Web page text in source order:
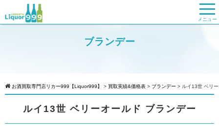
メニュー
ブランデー
お酒買取専門店リカー999【Liquor999】 > 買取実績&価格表 > ブランデー > ルイ13世 ベリ
ルイ13世 ベリーオールド ブランデー